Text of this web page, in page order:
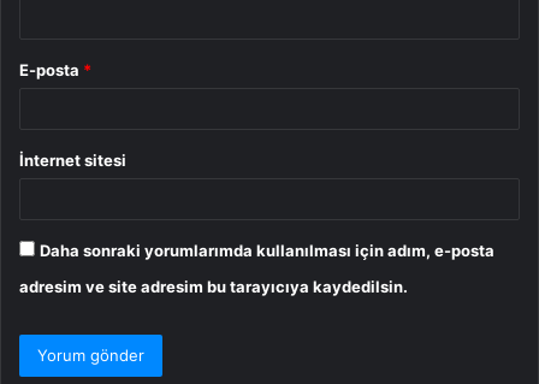
E-posta *
İnternet sitesi
Daha sonraki yorumlarımda kullanılması için adım, e-posta
adresim ve site adresim bu tarayıcıya kaydedilsin.